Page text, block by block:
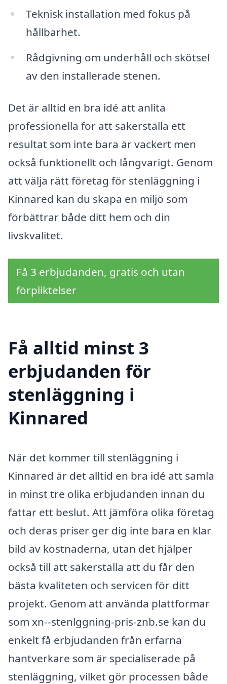
Teknisk installation med fokus på
hållbarhet.
Rådgivning om underhåll och skötsel
av den installerade stenen.
Det är alltid en bra idé att anlita
professionella för att säkerställa ett
resultat som inte bara är vackert men
också funktionellt och långvarigt. Genom
att välja rätt företag för stenläggning i
Kinnared kan du skapa en miljö som
förbättrar både ditt hem och din
livskvalitet.
Få 3 erbjudanden, gratis och utan
förpliktelser
Få alltid minst 3
erbjudanden för
stenläggning i
Kinnared
När det kommer till stenläggning i
Kinnared är det alltid en bra idé att samla
in minst tre olika erbjudanden innan du
fattar ett beslut. Att jämföra olika företag
och deras priser ger dig inte bara en klar
bild av kostnaderna, utan det hjälper
också till att säkerställa att du får den
bästa kvaliteten och servicen för ditt
projekt. Genom att använda plattformar
som xn--stenlggning-pris-znb.se kan du
enkelt få erbjudanden från erfarna
hantverkare som är specialiserade på
stenläggning, vilket gör processen både